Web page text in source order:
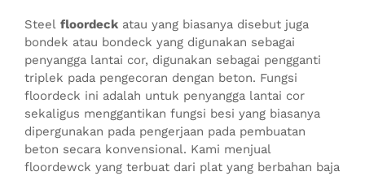
Steel floordeck atau yang biasanya disebut juga
bondek atau bondeck yang digunakan sebagai
penyangga lantai cor, digunakan sebagai pengganti
triplek pada pengecoran dengan beton. Fungsi
floordeck ini adalah untuk penyangga lantai cor
sekaligus menggantikan fungsi besi yang biasanya
dipergunakan pada pengerjaan pada pembuatan
beton secara konvensional. Kami menjual
floordewck yang terbuat dari plat yang berbahan baja